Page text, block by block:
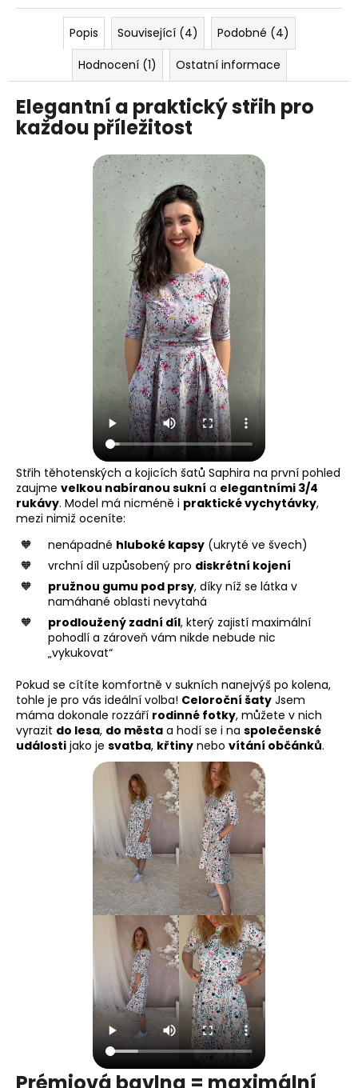
Popis Související (4)
Podobné (4)
Hodnocení (1)
Ostatní informace
Elegantní a praktický střih pro
každou příležitost
Střih těhotenských a kojicích šatů Saphira na první pohled
zaujme velkou nabíranou sukní a elegantními 3/4
rukávy. Model má nicméně i praktické vychytávky,
mezi nimiž oceníte:
nenápadné hluboké kapsy (ukryté ve švech)
vrchní díl uzpůsobený pro diskrétní kojení
pružnou gumu pod prsy, díky níž se látka v
namáhané oblasti nevytahá
prodloužený zadní díl, který zajistí maximální
pohodlí a zároveň vám nikde nebude nic
„vykukovat“
Pokud se cítíte komfortně v sukních nanejvýš po kolena,
tohle je pro vás ideální volba! Celoroční šaty Jsem
máma dokonale rozzáří rodinné fotky, můžete v nich
vyrazit do lesa, do města a hodí se i na společenské
události jako je svatba, křtiny nebo vítání občánků.